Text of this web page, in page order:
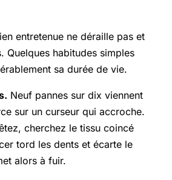
entretenue ne déraille pas et
Quelques habitudes simples
sa durée de vie.
Neuf pannes sur dix viennent
sur un curseur qui accroche.
cherchez le tissu coincé
tord les dents et écarte le
alors à fuir.